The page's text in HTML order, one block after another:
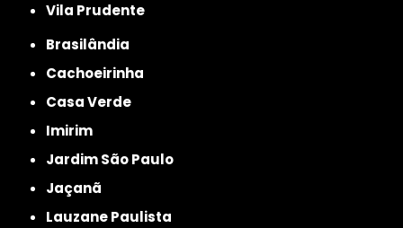
Vila Prudente
Brasilândia
Cachoeirinha
Casa Verde
Imirim
Jardim São Paulo
Jaçanã
Lauzane Paulista